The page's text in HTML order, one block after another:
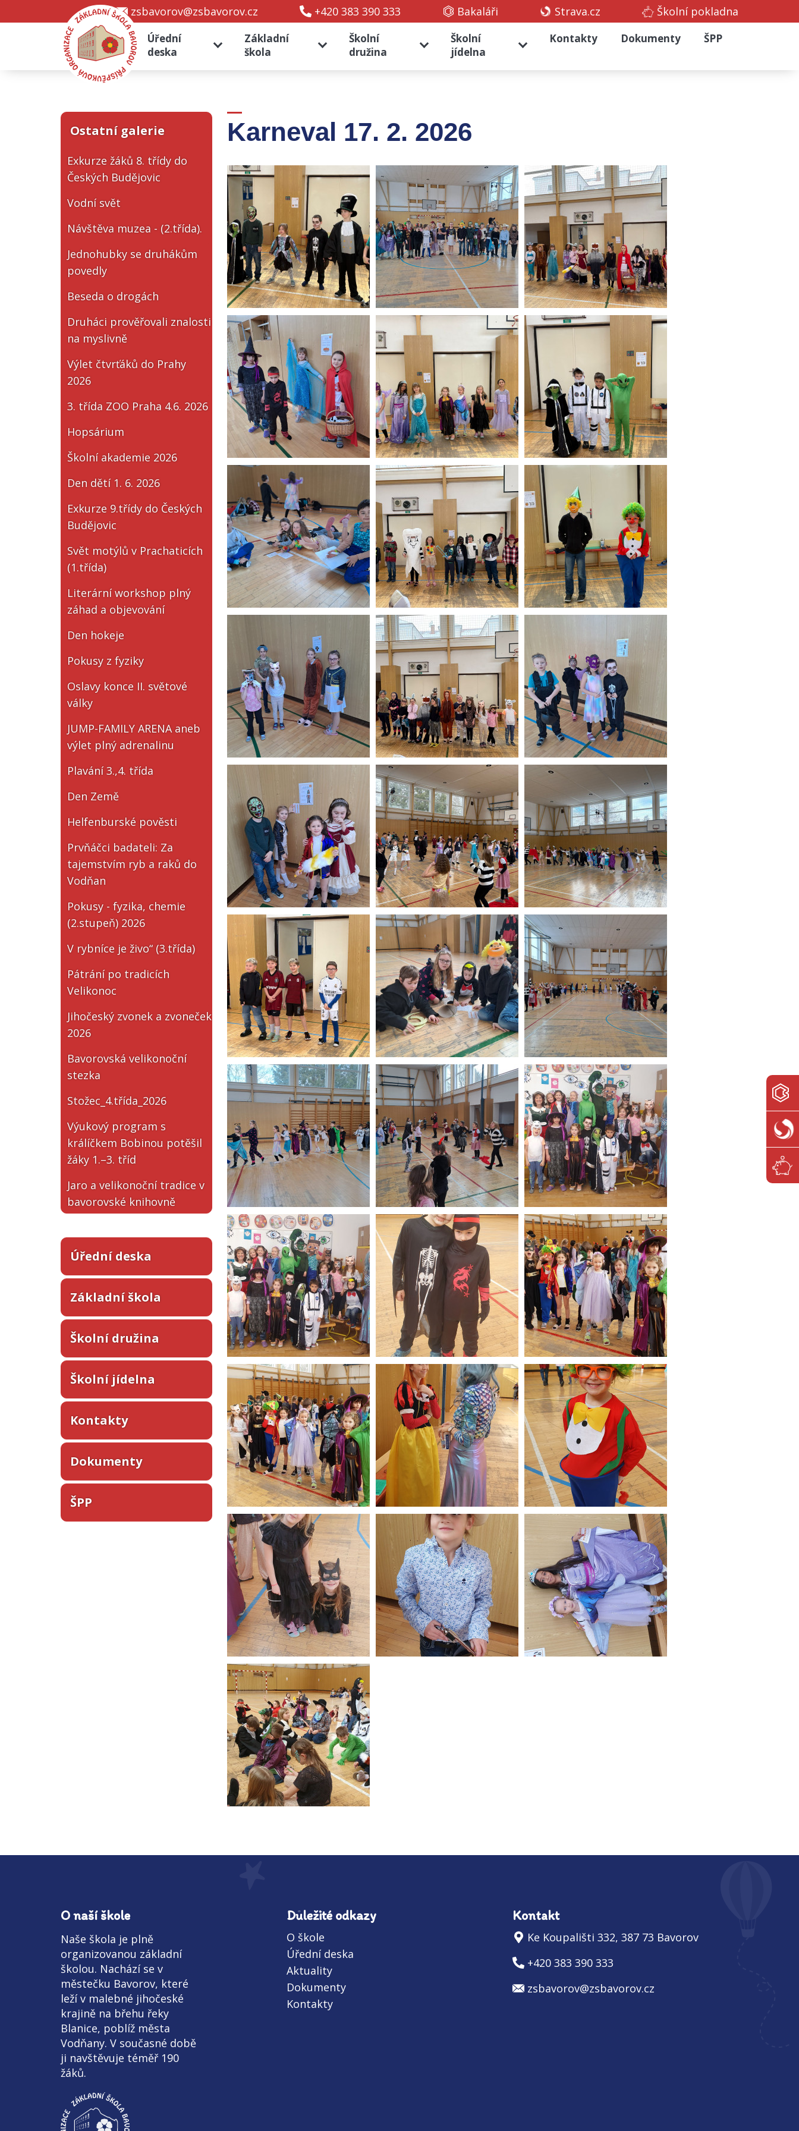
zsbavorov@zsbavorov.cz +420 383 390 333 Bakaláři Strava.cz Školní pokladna
Úřední
deska
Základní
škola
Školní
družina
Školní
jídelna
Kontakty Dokumenty ŠPP
Ostatní galerie
Exkurze žáků 8. třídy do
Českých Budějovic
Vodní svět
Návštěva muzea - (2.třída).
Jednohubky se druhákům
povedly
Beseda o drogách
Druháci prověřovali znalosti
na myslivně
Výlet čtvrťáků do Prahy
2026
3. třída ZOO Praha 4.6. 2026
Hopsárium
Školní akademie 2026
Den dětí 1. 6. 2026
Exkurze 9.třídy do Českých
Budějovic
Svět motýlů v Prachaticích
(1.třída)
Literární workshop plný
záhad a objevování
Den hokeje
Pokusy z fyziky
Oslavy konce II. světové
války
JUMP-FAMILY ARENA aneb
výlet plný adrenalinu
Plavání 3.,4. třída
Den Země
Helfenburské pověsti
Prvňáčci badateli: Za
tajemstvím ryb a raků do
Vodňan
Pokusy - fyzika, chemie
(2.stupeň) 2026
V rybníce je živo“ (3.třída)
Pátrání po tradicích
Velikonoc
Jihočeský zvonek a zvoneček
2026
Bavorovská velikonoční
stezka
Stožec_4.třída_2026
Výukový program s
králíčkem Bobinou potěšil
žáky 1.–3. tříd
Jaro a velikonoční tradice v
bavorovské knihovně
Úřední deska
Základní škola
Školní družina
Školní jídelna
Kontakty
Dokumenty
ŠPP
Karneval 17. 2. 2026
O naší škole
Naše škola je plně
organizovanou základní
školou. Nachází se v
městečku Bavorov, které
leží v malebné jihočeské
krajině na břehu řeky
Blanice, poblíž města
Vodňany. V současné době
ji navštěvuje téměř 190
žáků.
Důležité odkazy
O škole
Úřední deska
Aktuality
Dokumenty
Kontakty
Kontakt
Ke Koupališti 332, 387 73 Bavorov
+420 383 390 333
zsbavorov@zsbavorov.cz